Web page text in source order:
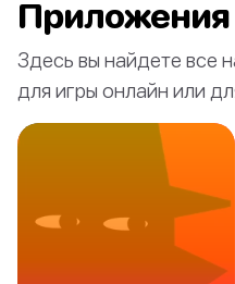
Приложения
Здесь вы найдете все
для игры онлайн или